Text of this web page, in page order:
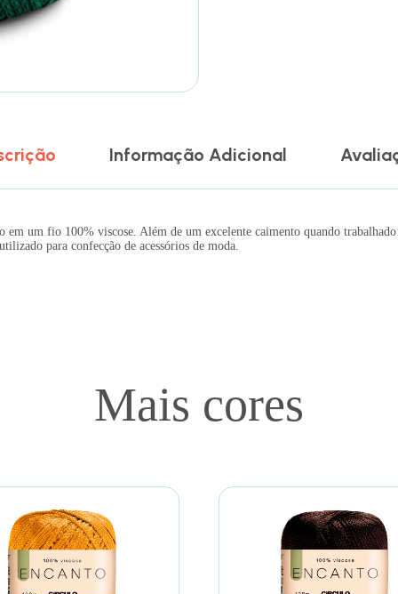
Informação Adicional
um fio 100% viscose. Além de um excelente caimento quando
para confecção de acessórios de moda.
Mais cores